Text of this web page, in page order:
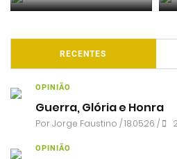
RECENTES
OPINIÃO
Guerra, Glória e Honra
PorJorge Faustino / 18.05.26 /
OPINIÃO